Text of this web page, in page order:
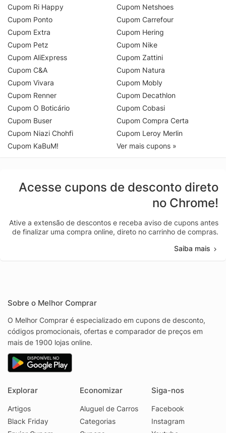
Cupom Ri Happy
Cupom Ponto
Cupom Extra
Cupom Petz
Cupom AliExpress
Cupom C&A
Cupom Vivara
Cupom Renner
Cupom O Boticário
Cupom Buser
Cupom Niazi Chohfi
Cupom KaBuM!
Cupom Netshoes
Cupom Carrefour
Cupom Hering
Cupom Nike
Cupom Zattini
Cupom Natura
Cupom Mobly
Cupom Decathlon
Cupom Cobasi
Cupom Compra Certa
Cupom Leroy Merlin
Ver mais cupons »
Acesse cupons de desconto direto
no Chrome!
Ative a extensão de descontos e receba aviso de cupons antes
de finalizar uma compra online, direto no carrinho de compras.
Saiba mais
Sobre o Melhor Comprar
O Melhor Comprar é especializado em cupons de desconto,
códigos promocionais, ofertas e comparador de preços em
mais de 1900 lojas online.
Explorar
Artigos
Black Friday
Economizar
Aluguel de Carros
Categorias
Siga-nos
Facebook
Instagram